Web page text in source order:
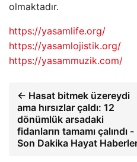
olmaktadır.
https://yasamlife.org/
https://yasamlojistik.org/
https://yasammuzik.com/
← Hasat bitmek üzereydi
ama hırsızlar çaldı: 12
dönümlük arsadaki
fidanların tamamı çalındı ​​-
Son Dakika Hayat